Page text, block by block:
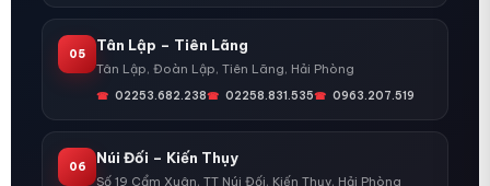
05
Tân Lập – Tiên Lãng
Tân Lập, Đoàn Lập, Tiên Lãng, Hải Phòng
02253.682.238 02258.831.535 0963.207.519
06
Núi Đối – Kiến Thụy
Số 19 Cẩm Xuân, TT Núi Đối, Kiến Thụy, Hải Phòng